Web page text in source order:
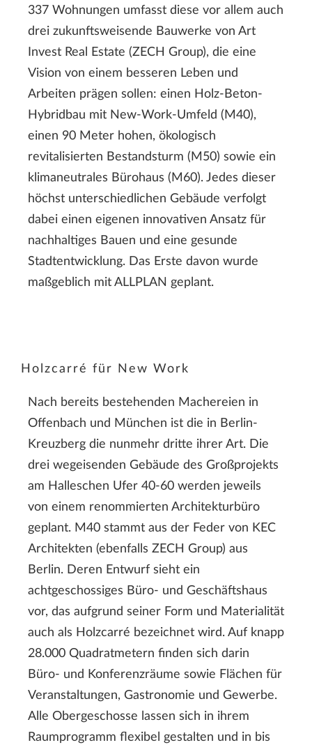
337 Wohnungen umfasst diese vor allem auch
drei zukunftsweisende Bauwerke von Art
Invest Real Estate (ZECH Group), die eine
Vision von einem besseren Leben und
Arbeiten prägen sollen: einen Holz-Beton-
Hybridbau mit New-Work-Umfeld (M40),
einen 90 Meter hohen, ökologisch
revitalisierten Bestandsturm (M50) sowie ein
klimaneutrales Bürohaus (M60). Jedes dieser
höchst unterschiedlichen Gebäude verfolgt
dabei einen eigenen innovativen Ansatz für
nachhaltiges Bauen und eine gesunde
Stadtentwicklung. Das Erste davon wurde
maßgeblich mit ALLPLAN geplant.
Holzcarré für New Work
Nach bereits bestehenden Machereien in
Offenbach und München ist die in Berlin-
Kreuzberg die nunmehr dritte ihrer Art. Die
drei wegeisenden Gebäude des Großprojekts
am Halleschen Ufer 40-60 werden jeweils
von einem renommierten Architekturbüro
geplant. M40 stammt aus der Feder von KEC
Architekten (ebenfalls ZECH Group) aus
Berlin. Deren Entwurf sieht ein
achtgeschossiges Büro- und Geschäftshaus
vor, das aufgrund seiner Form und Materialität
auch als Holzcarré bezeichnet wird. Auf knapp
28.000 Quadratmetern finden sich darin
Büro- und Konferenzräume sowie Flächen für
Veranstaltungen, Gastronomie und Gewerbe.
Alle Obergeschosse lassen sich in ihrem
Raumprogramm flexibel gestalten und in bis